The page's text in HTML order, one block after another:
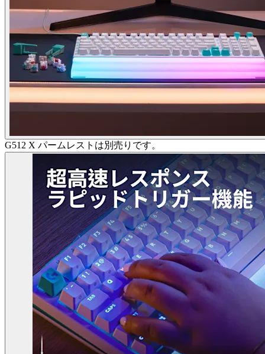
G512 X パームレストは別売りです。